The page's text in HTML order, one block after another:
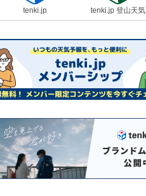
tenki.jp tenki.jp 登山天気